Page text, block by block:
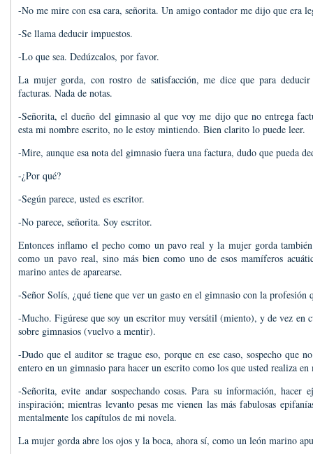
-No me mire con esa cara, señorita. Un amigo contador me dijo que era
-Se llama deducir impuestos.
-Lo que sea. Dedúzcalos, por favor.
La mujer gorda, con rostro de satisfacción, me dice que para deducir
facturas. Nada de notas.
-Señorita, el dueño del gimnasio al que voy me dijo que no entrega
esta mi nombre escrito, no le estoy mintiendo. Bien clarito lo puede leer.
-Mire, aunque esa nota del gimnasio fuera una factura, dudo que pueda
-¿Por qué?
-Según parece, usted es escritor.
-No parece, señorita. Soy escritor.
Entonces inflamo el pecho como un pavo real y la mujer gorda
como un pavo real, sino más bien como uno de esos mamíferos
marino antes de aparearse.
-Señor Solís, ¿qué tiene que ver un gasto en el gimnasio con la profesión
-Mucho. Figúrese que soy un escritor muy versátil (miento), y de vez en
sobre gimnasios (vuelvo a mentir).
-Dudo que el auditor se trague eso, porque en ese caso, sospecho que
entero en un gimnasio para hacer un escrito como los que usted realiza en
-Señorita, evite andar sospechando cosas. Para su información, hacer
inspiración; mientras levanto pesas me vienen las más fabulosas
mentalmente los capítulos de mi novela.
La mujer gorda abre los ojos y la boca, ahora sí, como un león marino